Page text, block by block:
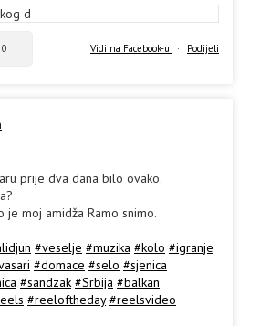
Vidi na Facebook-u · Podijeli
0
prije dva dana bilo ovako.
je moj amidža Ramo snimo.
#veselje #muzika #kolo #igranje
#domace #selo #sjenica
#sandzak #Srbija #balkan
#reeloftheday #reelsvideo